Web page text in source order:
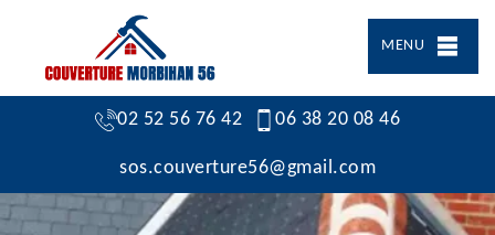
MENU
02 52 56 76 42 06 38 20 08 46
sos.couverture56@gmail.com